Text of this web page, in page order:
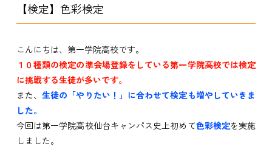
【検定】色彩検定
こんにちは、第一学院高校です。
１０種類の検定の準会場登録をしている第一学院高校では検定
に挑戦する生徒が多いです。
また、生徒の「やりたい！」に合わせて検定も増やしていきま
した。
今回は第一学院高校仙台キャンパス史上初めて色彩検定を実施
しました。